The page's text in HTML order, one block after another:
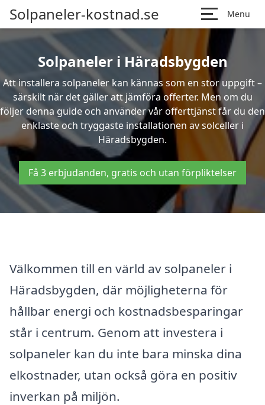
Solpaneler-kostnad.se Menu
Solpaneler i Häradsbygden
Att installera solpaneler kan kännas som en stor uppgift –
särskilt när det gäller att jämföra offerter. Men om du
följer denna guide och använder vår offerttjänst får du den
enklaste och tryggaste installationen av solceller i
Häradsbygden.
Få 3 erbjudanden, gratis och utan förpliktelser
Välkommen till en värld av solpaneler i
Häradsbygden, där möjligheterna för
hållbar energi och kostnadsbesparingar
står i centrum. Genom att investera i
solpaneler kan du inte bara minska dina
elkostnader, utan också göra en positiv
inverkan på miljön.